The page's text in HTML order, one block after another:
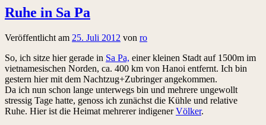
Ruhe in Sa Pa
Veröffentlicht am 25. Juli 2012 von ro
So, ich sitze hier gerade in Sa Pa, einer kleinen Stadt auf 1500m im
vietnamesischen Norden, ca. 400 km von Hanoi entfernt. Ich bin
gestern hier mit dem Nachtzug+Zubringer angekommen.
Da ich nun schon lange unterwegs bin und mehrere ungewollt
stressig Tage hatte, genoss ich zunächst die Kühle und relative
Ruhe. Hier ist die Heimat mehrerer indigenerVölker.